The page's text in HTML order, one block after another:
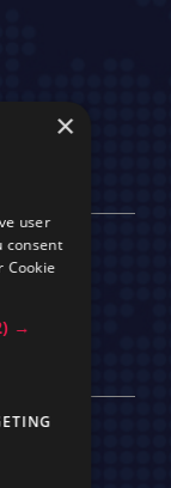
×
user
consent
Cookie
→